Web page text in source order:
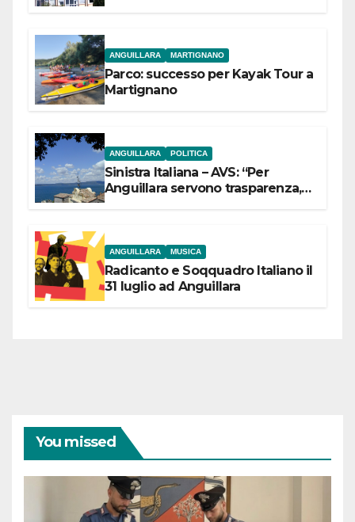
ANGUILLARA MARTIGNANO
Parco: successo per Kayak Tour a
Martignano
ANGUILLARA POLITICA
Sinistra Italiana – AVS: “Per
Anguillara servono trasparenza,
ANGUILLARA MUSICA
Radicanto e Soqquadro Italiano il
31 luglio ad Anguillara
You missed